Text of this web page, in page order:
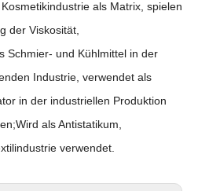
als Matrix, spielen
der Viskosität,
Schmier- und Kühlmittel in der
Industrie, verwendet als
in der industriellen Produktion
als Antistatikum,
verwendet.